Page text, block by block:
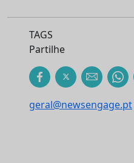
TAGS
Partilhe
geral@newsengage.pt